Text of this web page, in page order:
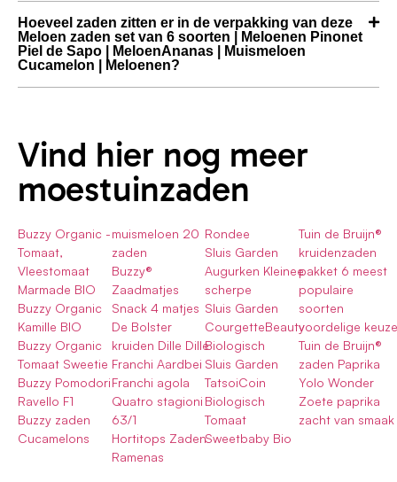
Hoeveel zaden zitten er in de verpakking van deze
Meloen zaden set van 6 soorten | Meloenen Pinonet
Piel de Sapo | MeloenAnanas | Muismeloen
Cucamelon | Meloenen?
Vind hier nog meer
moestuinzaden
Buzzy Organic -
Tomaat,
Vleestomaat
Marmade BIO
Buzzy Organic
Kamille BIO
Buzzy Organic
Tomaat Sweetie
Buzzy Pomodori
Ravello F1
Buzzy zaden
Cucamelons
muismeloen 20
zaden
Buzzy®
Zaadmatjes
Snack 4 matjes
De Bolster
kruiden Dille Dille
Franchi Aardbei
Franchi agola
Quatro stagioni
63/1
Hortitops Zaden
Ramenas
Rondee
Sluis Garden
Augurken Kleinee
scherpe
Sluis Garden
CourgetteBeauty
Biologisch
Sluis Garden
TatsoiCoin
Biologisch
Tomaat
Sweetbaby Bio
Tuin de Bruijn®
kruidenzaden
pakket 6 meest
populaire
soorten
voordelige keuze
Tuin de Bruijn®
zaden Paprika
Yolo Wonder
Zoete paprika
zacht van smaak